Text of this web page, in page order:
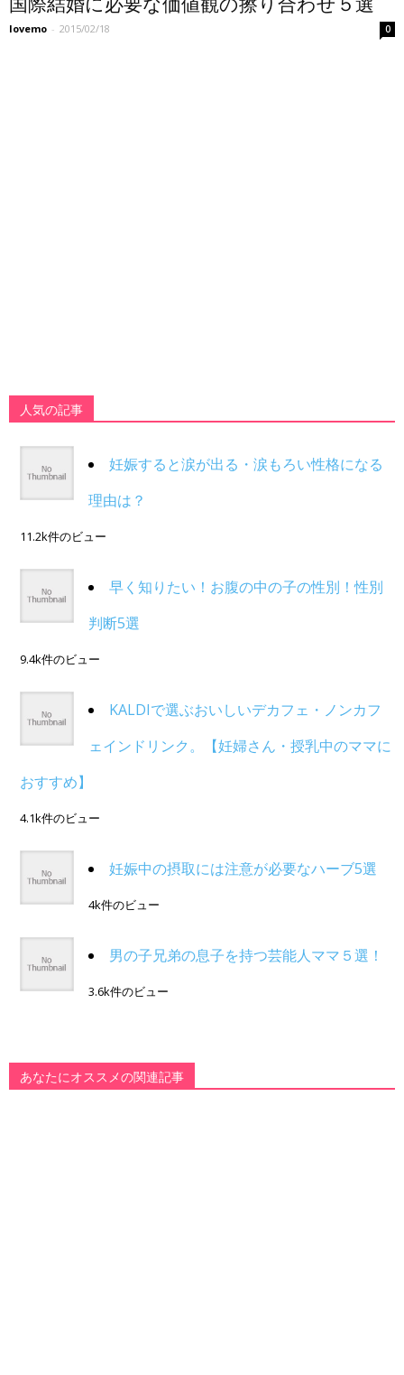
lovemo - 2015/02/18 0
人気の記事
妊娠すると涙が出る・涙もろい性格になる
理由は？
11.2k件のビュー
早く知りたい！お腹の中の子の性別！性別
判断5選
9.4k件のビュー
KALDIで選ぶおいしいデカフェ・ノンカフ
ェインドリンク。【妊婦さん・授乳中のママに
おすすめ】
4.1k件のビュー
妊娠中の摂取には注意が必要なハーブ5選
4k件のビュー
男の子兄弟の息子を持つ芸能人ママ５選！
3.6k件のビュー
あなたにオススメの関連記事